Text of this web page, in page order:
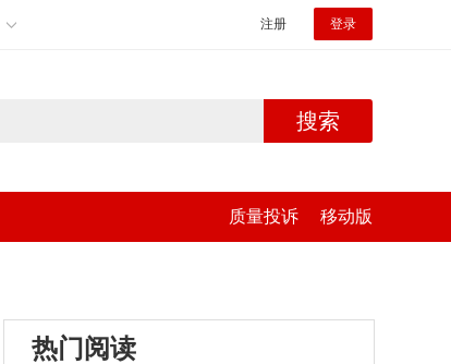
注册 登录
搜索
质量投诉 移动版
热门阅读